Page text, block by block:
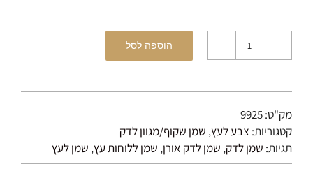
כמות
Owatrol
-
Trellis
הוספה לסל
מק"ט:9925
קטגוריות: צבע לעץ, שמן שקוף/מגוון לדק
תגיות: שמן לדק, שמן לדק אורן, שמן ללוחות עץ, שמן לעץ